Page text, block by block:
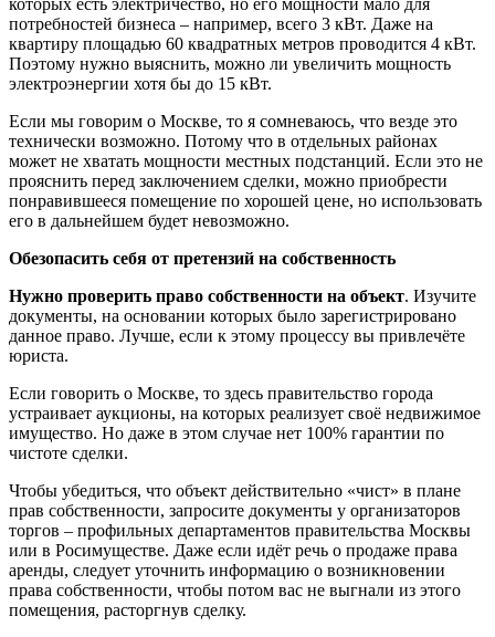
которых есть электричество, но его мощности мало для
потребностей бизнеса – например, всего 3 кВт. Даже на
квартиру площадью 60 квадратных метров проводится 4 кВт.
Поэтому нужно выяснить, можно ли увеличить мощность
электроэнергии хотя бы до 15 кВт.
Если мы говорим о Москве, то я сомневаюсь, что везде это
технически возможно. Потому что в отдельных районах
может не хватать мощности местных подстанций. Если это не
прояснить перед заключением сделки, можно приобрести
понравившееся помещение по хорошей цене, но использовать
его в дальнейшем будет невозможно.
Обезопасить себя от претензий на собственность
Нужно проверить право собственности на объект. Изучите
документы, на основании которых было зарегистрировано
данное право. Лучше, если к этому процессу вы привлечёте
юриста.
Если говорить о Москве, то здесь правительство города
устраивает аукционы, на которых реализует своё недвижимое
имущество. Но даже в этом случае нет 100% гарантии по
чистоте сделки.
Чтобы убедиться, что объект действительно «чист» в плане
прав собственности, запросите документы у организаторов
торгов – профильных департаментов правительства Москвы
или в Росимуществе. Даже если идёт речь о продаже права
аренды, следует уточнить информацию о возникновении
права собственности, чтобы потом вас не выгнали из этого
помещения, расторгнув сделку.